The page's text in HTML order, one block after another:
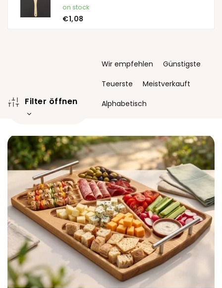
on stock
€1,08
P
o
u
s
o
r
t
i
e
r
u
n
g
Wir empfehlen
Günstigste
Teuerste
Meistverkauft
Alphabetisch
Filter öffnen
L
i
s
t
e
r
P
r
d
u
k